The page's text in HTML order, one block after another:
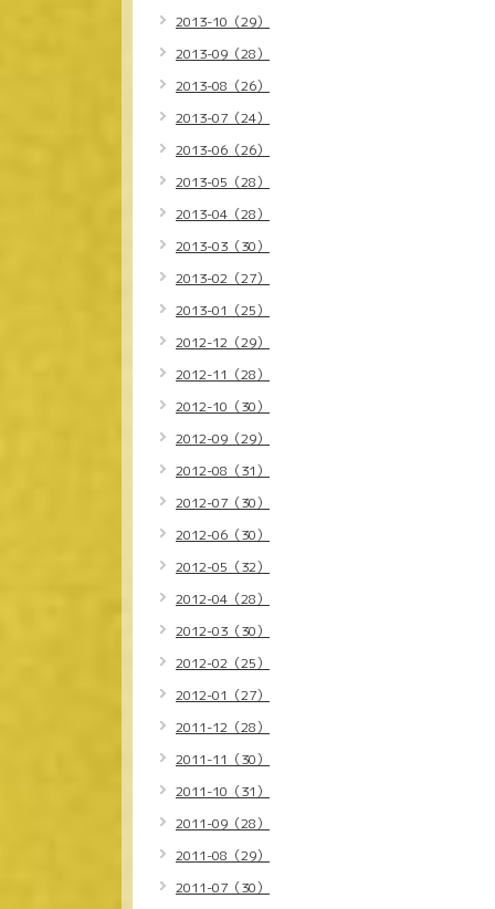
2013-10（29）
2013-09（28）
2013-08（26）
2013-07（24）
2013-06（26）
2013-05（28）
2013-04（28）
2013-03（30）
2013-02（27）
2013-01（25）
2012-12（29）
2012-11（28）
2012-10（30）
2012-09（29）
2012-08（31）
2012-07（30）
2012-06（30）
2012-05（32）
2012-04（28）
2012-03（30）
2012-02（25）
2012-01（27）
2011-12（28）
2011-11（30）
2011-10（31）
2011-09（28）
2011-08（29）
2011-07（30）